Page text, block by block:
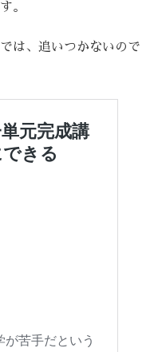
。
は、追いつかないので